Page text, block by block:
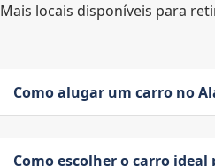
Mais locais disponíveis para
Como alugar um carro no
Como escolher o carro